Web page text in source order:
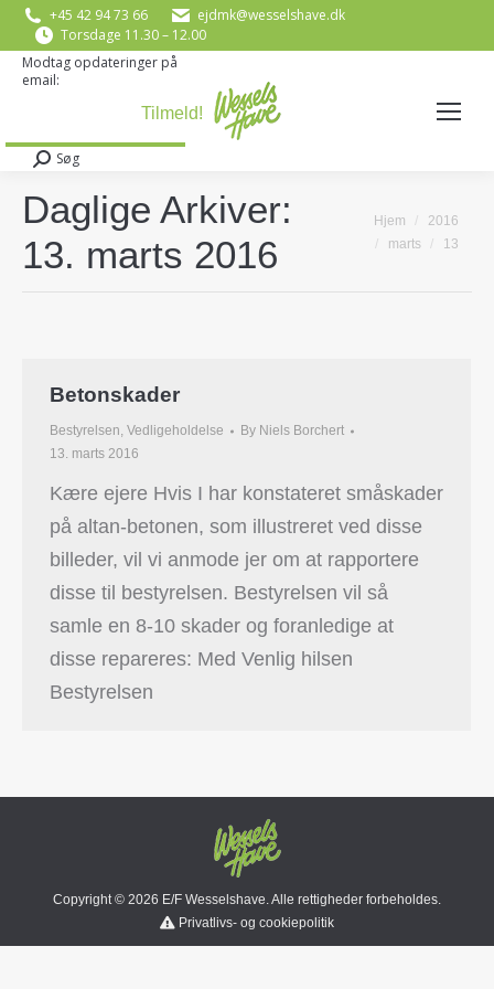
+45 42 94 73 66
ejdmk@wesselshave.dk
Torsdage 11.30 – 12.00
Modtag opdateringer på
email:
Search:
Søg
Daglige Arkiver:
13. marts 2016
You are here:
Hjem
2016
marts
13
Betonskader
Bestyrelsen, Vedligeholdelse By Niels Borchert
13. marts 2016
Kære ejere Hvis I har konstateret småskader
på altan-betonen, som illustreret ved disse
billeder, vil vi anmode jer om at rapportere
disse til bestyrelsen. Bestyrelsen vil så
samle en 8-10 skader og foranledige at
disse repareres: Med Venlig hilsen
Bestyrelsen
Copyright © 2026 E/F Wesselshave. Alle rettigheder forbeholdes.
Privatlivs- og cookiepolitik